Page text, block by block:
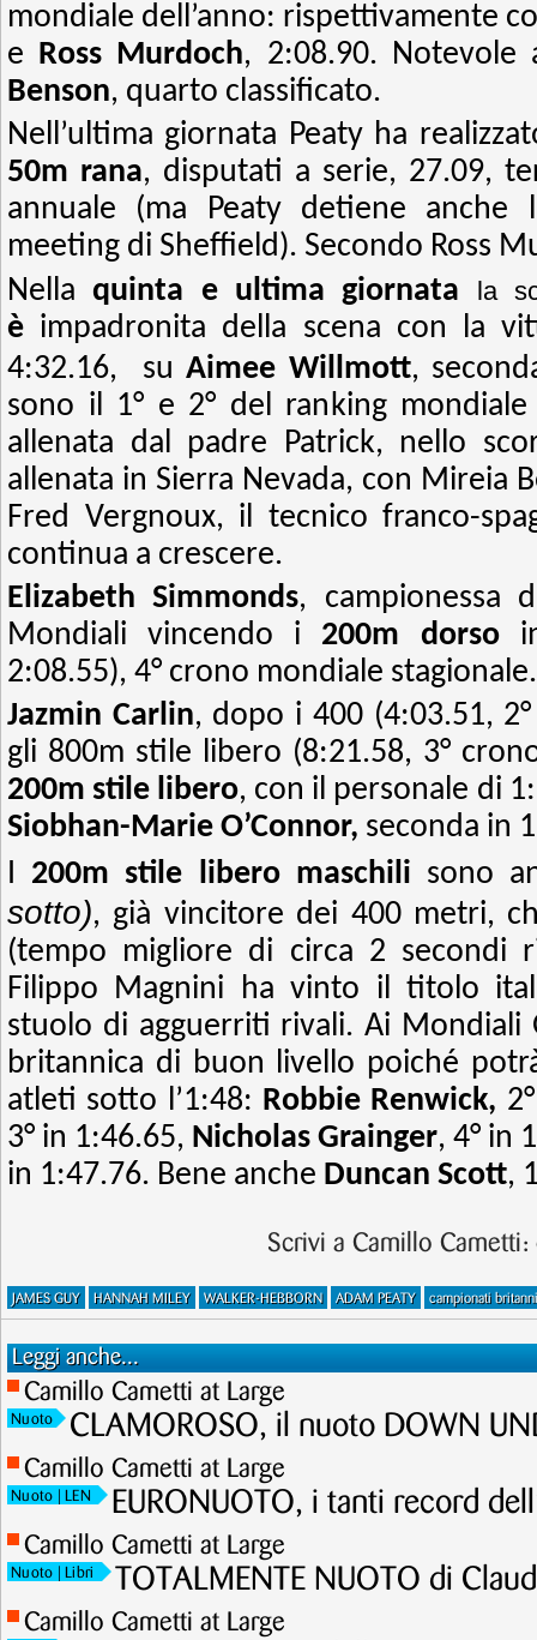
mondiale dell’anno: rispettivamente
e Ross Murdoch, 2:08.90.
Benson, quarto classificato.
Nell’ultima giornata Peaty ha
50m rana, disputati a serie, 27.09,
annuale (ma Peaty detiene
meeting di Sheffield). Secondo Ross
Nellaquinta e ultima giornata la
è impadronita della scena con la
4:32.16,
suAimee Willmott,
sono il 1° e 2° del ranking
allenata dal padre Patrick, nello
allenata in Sierra Nevada, con Mireia
Fred Vergnoux, il tecnico franco-
continua a crescere.
Elizabeth Simmonds, campionessa
Mondiali vincendo i 200m dorsoin
2:08.55), 4° crono mondiale stagionale.
Jazmin Carlin, dopo i 400 (4:03.51,
gli 800m stile libero (8:21.58, 3°
200m stile libero, con il personale di
Siobhan-Marie O’Connor, seconda in
I 200m stile libero maschili sono
sotto), già vincitore dei 400 metri,
(tempo migliore di circa 2 secondi
Filippo Magnini ha vinto il titolo
stuolo di agguerriti rivali. Ai Mondiali
britannica di buon livello poiché
atleti sotto l’1:48: Robbie Renwick,
3° in 1:46.65, Nicholas Grainger, 4° in
in 1:47.76. Bene anche Duncan Scott,
Scrivi a Camillo Cametti:
JAMES GUY HANNAH MILEY WALKER-HEBBORN ADAM PEATY campionati
Leggi anche...
Camillo Cametti at Large
Nuoto CLAMOROSO, il nuoto DOWN
Camillo Cametti at Large
Nuoto | LEN EURONUOTO, i tanti record
Camillo Cametti at Large
Nuoto | Libri TOTALMENTE NUOTO di
Camillo Cametti at Large